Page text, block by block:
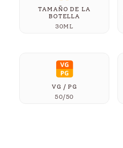
TAMAÑO DE LA
BOTELLA
30ML
VG / PG
50/50